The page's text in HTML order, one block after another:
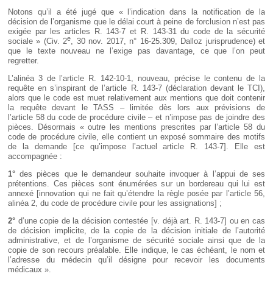
Notons qu’il a été jugé que « l’indication dans la notification de la
décision de l’organisme que le délai court à peine de forclusion n’est pas
exigée par les articles R. 143-7 et R. 143-31 du code de la sécurité
sociale » (Civ. 2e, 30 nov. 2017, n° 16-25.309, Dalloz jurisprudence) et
que le texte nouveau ne l’exige pas davantage, ce que l’on peut
regretter.
L’alinéa 3 de l’article R. 142-10-1, nouveau, précise le contenu de la
requête en s’inspirant de l’article R. 143-7 (déclaration devant le TCI),
alors que le code est muet relativement aux mentions que doit contenir
la requête devant le TASS – limitée dès lors aux prévisions de
l’article 58 du code de procédure civile – et n’impose pas de joindre des
pièces. Désormais « outre les mentions prescrites par l’article 58 du
code de procédure civile, elle contient un exposé sommaire des motifs
de la demande [ce qu’impose l’actuel article R. 143-7]. Elle est
accompagnée :
1° des pièces que le demandeur souhaite invoquer à l’appui de ses
prétentions. Ces pièces sont énumérées sur un bordereau qui lui est
annexé [innovation qui ne fait qu’étendre la règle posée par l’article 56,
alinéa 2, du code de procédure civile pour les assignations] ;
2° d’une copie de la décision contestée [v. déjà art. R. 143-7] ou en cas
de décision implicite, de la copie de la décision initiale de l’autorité
administrative, et de l’organisme de sécurité sociale ainsi que de la
copie de son recours préalable. Elle indique, le cas échéant, le nom et
l’adresse du médecin qu’il désigne pour recevoir les documents
médicaux ».